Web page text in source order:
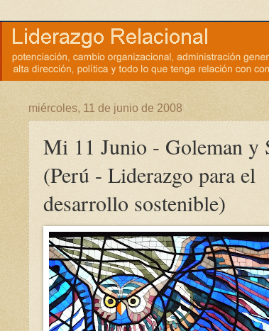
miércoles, 11 de junio de 2008
Mi 11 Junio - Goleman y
(Perú - Liderazgo para el
desarrollo sostenible)